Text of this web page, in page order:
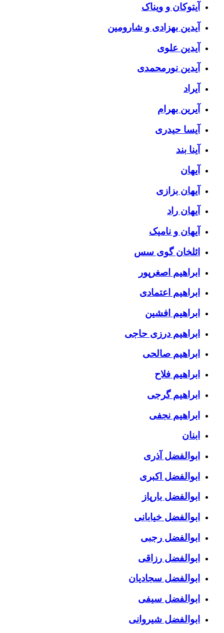
آیتوکان و ویناک
آیدین بهزادی و شارومین
آیدین علوی
آیدین نورمحمدی
آیراد
آیرین بهرام
آیسا حیدری
آینا بند
آیهان
آیهان بزازی
آیهان راد
آیهان و نامیک
ائلخان گوی سس
ابراهیم اصغرپور
ابراهیم اعتمادی
ابراهیم افشین
ابراهیم درزی حاجی
ابراهیم صالحی
ابراهیم فلاح
ابراهیم گرجی
ابراهیم نجفی
ابنان
ابوالفضل آذری
ابوالفضل اکبری
ابوالفضل بارپاز
ابوالفضل خیابانی
ابوالفضل رجبی
ابوالفضل رزاقی
ابوالفضل سجادیان
ابوالفضل سیفی
ابوالفضل شیروانی